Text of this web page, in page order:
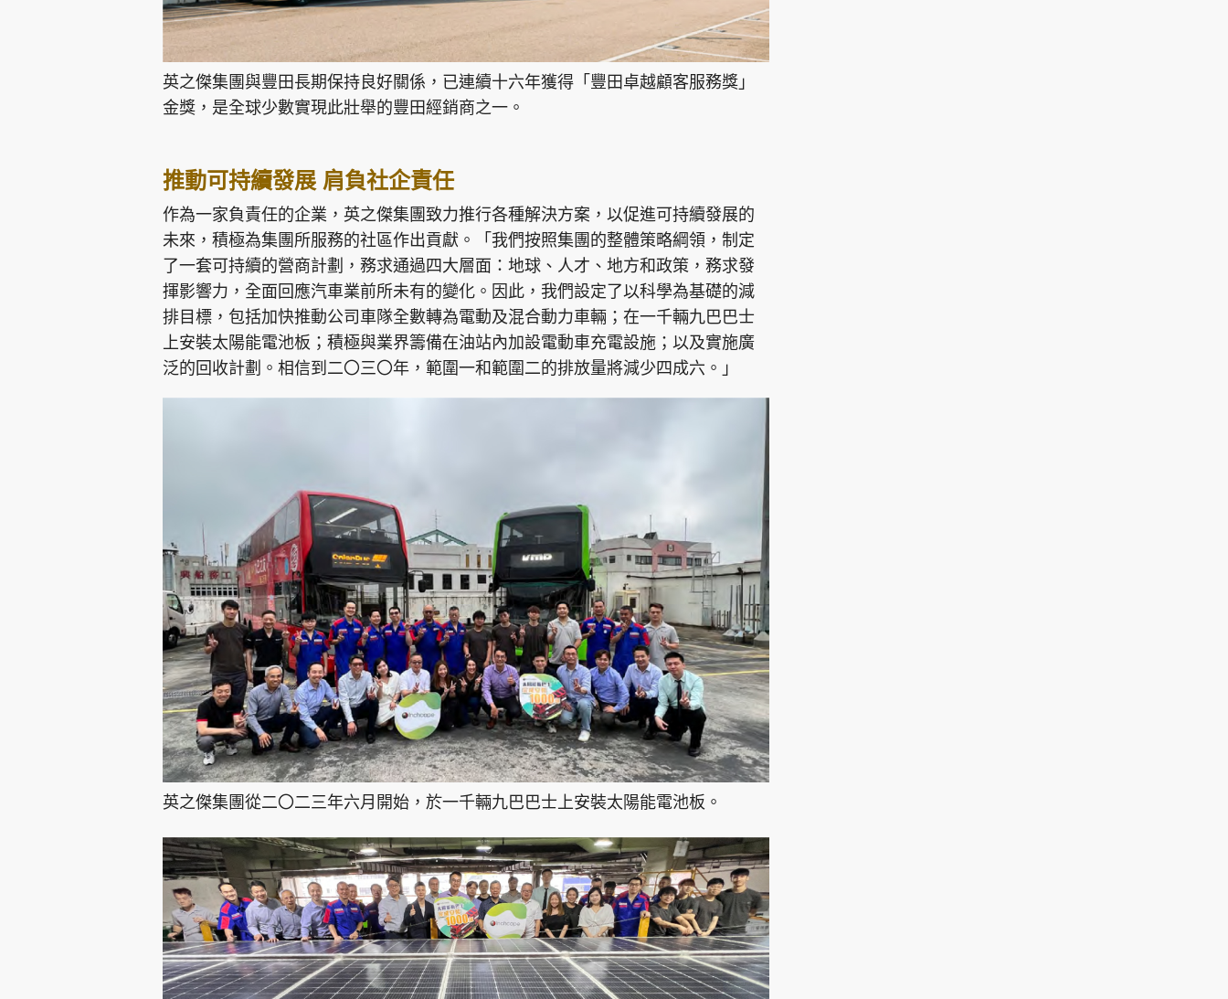
英之傑集團與豐田長期保持良好關係，已連續十六年獲得「豐田卓越顧客服務獎」
金獎，是全球少數實現此壯舉的豐田經銷商之一。
推動可持續發展 肩負社企責任
作為一家負責任的企業，英之傑集團致力推行各種解決方案，以促進可持續發展的
未來，積極為集團所服務的社區作出貢獻。「我們按照集團的整體策略綱領，制定
了一套可持續的營商計劃，務求通過四大層面：地球、人才、地方和政策，務求發
揮影響力，全面回應汽車業前所未有的變化。因此，我們設定了以科學為基礎的減
排目標，包括加快推動公司車隊全數轉為電動及混合動力車輛；在一千輛九巴巴士
上安裝太陽能電池板；積極與業界籌備在油站內加設電動車充電設施；以及實施廣
泛的回收計劃。相信到二〇三〇年，範圍一和範圍二的排放量將減少四成六。」
英之傑集團從二〇二三年六月開始，於一千輛九巴巴士上安裝太陽能電池板。